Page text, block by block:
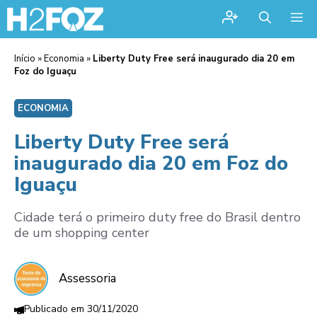
Início »Economia » Liberty Duty Free será inaugurado dia 20 em
Foz do Iguaçu
ECONOMIA
Liberty Duty Free será
inaugurado dia 20 em Foz do
Iguaçu
Cidade terá o primeiro duty free do Brasil dentro
de um shopping center
Assessoria
30/11/2020